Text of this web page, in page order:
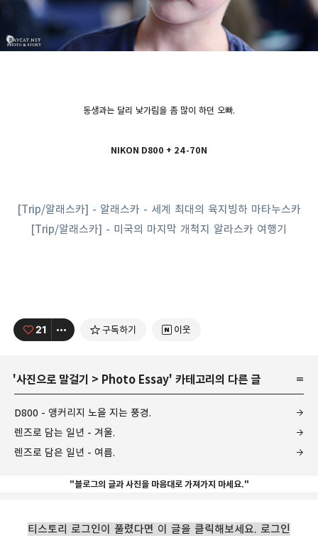
동생과는 달리 낯가림을 좀 많이 하던 오빠.
NIKON D800 + 24-70N
[Trip/알래스카] - 알래스카 - 세계 최대의 육지빙하 마타누스카
[Trip/알래스카] - 미국의 마지막 개척지 알라스카 여행기
21 구독하기 이웃
'사진으로 말걸기 > Photo Essay' 카테고리의 다른 글
D800 - 앵커리지 노을 지는 풍경.
렌즈로 담는 일년 - 겨울.
렌즈로 담은 일년 - 여름.
"블로그의 글과 사진을 마음대로 가져가지 마세요."
티스토리 로그인이 풀렸다면 이 글을 클릭해보세요. 로그인